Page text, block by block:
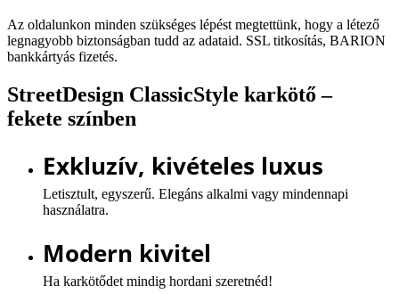
Az oldalunkon minden szükséges lépést megtettünk, hogy a létező
legnagyobb biztonságban tudd az adataid. SSL titkosítás, BARION
bankkártyás fizetés.
StreetDesign ClassicStyle karkötő –
fekete színben
Exkluzív, kivételes luxus
Letisztult, egyszerű. Elegáns alkalmi vagy mindennapi
használatra.
Modern kivitel
Ha karkötődet mindig hordani szeretnéd!